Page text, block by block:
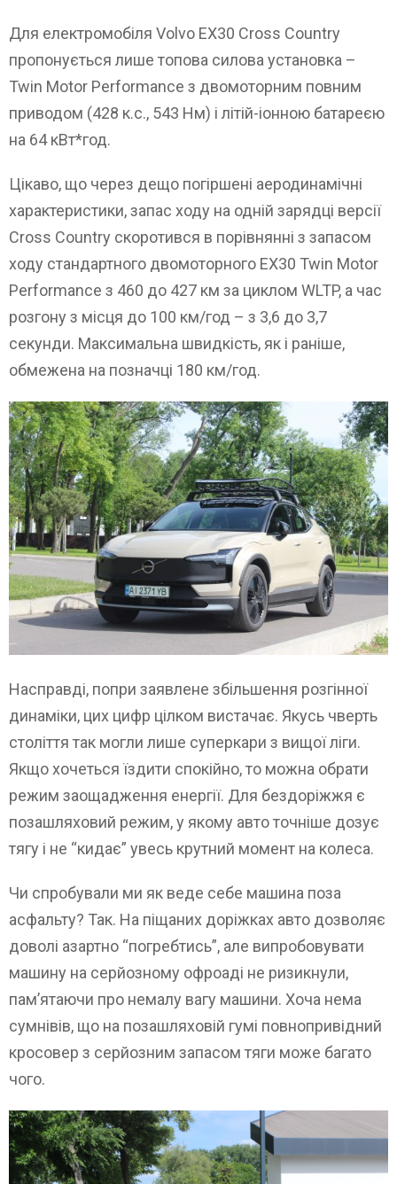
Для електромобіля Volvo EX30 Cross Country
пропонується лише топова силова установка –
Twin Motor Performance з двомоторним повним
приводом (428 к.с., 543 Нм) і літій-іонною батареєю
на 64 кВт*год.
Цікаво, що через дещо погіршені аеродинамічні
характеристики, запас ходу на одній зарядці версії
Cross Country скоротився в порівнянні з запасом
ходу стандартного двомоторного EX30 Twin Motor
Performance з 460 до 427 км за циклом WLTP, а час
розгону з місця до 100 км/год – з 3,6 до 3,7
секунди. Максимальна швидкість, як і раніше,
обмежена на позначці 180 км/год.
Насправді, попри заявлене збільшення розгінної
динаміки, цих цифр цілком вистачає. Якусь чверть
століття так могли лише суперкари з вищої ліги.
Якщо хочеться їздити спокійно, то можна обрати
режим заощадження енергії. Для бездоріжжя є
позашляховий режим, у якому авто точніше дозує
тягу і не “кидає” увесь крутний момент на колеса.
Чи спробували ми як веде себе машина поза
асфальту? Так. На піщаних доріжках авто дозволяє
доволі азартно “погребтись”, але випробовувати
машину на серйозному офроаді не ризикнули,
пам’ятаючи про немалу вагу машини. Хоча нема
сумнівів, що на позашляховій гумі повнопривідний
кросовер з серйозним запасом тяги може багато
чого.